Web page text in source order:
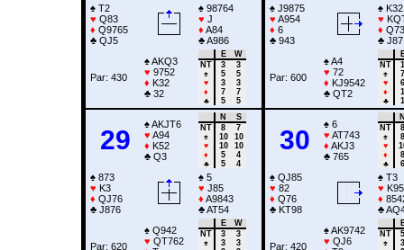
♠ T2
♥ Q83
♦ Q9765
♣ QJ5
♠ 98764
♥ J
♦ A84
♣A986
Par: 430
♠AKQ3
♥ 9752
♦ K32
♣ 32
E
W
NT
3
3
♠
5
5
♥
3
3
♦
7
7
♣
5 5
♠ J9875
♥ A954
♦ 6
♣ 943
♠ K32
♥
♦ Q73
♣ J87
Par: 600
♠A4
♥ 72
♦ KJ9542
♣ QT2
NT
1
♠
7
♥
6
♦
1
♣
1
29
♠AKJT6
♥ A94
♦ K52
♣ Q3
N
S
NT
8
7
♠
10
10
♥
10
10
♦
5
4
♣
5 4
♠ 873
♥ K3
♦ QJ76
♣ J876
♠ 5
♥ J85
♦ A9843
♣AT54
Par: 620
♠ Q942
♥ QT762
E
W
NT
3
3
♠
3
3
30
♠ 6
♥ AT743
♦ AKJ3
♣ 765
NT
8
♠
8
♥
♦
8
♣
6
♠ QJ85
♥ 82
♦ Q76
♣ KT98
♠ T3
♥ K95
♦
♣
Par: 420
♠AK9742
♥ QJ6
NT
5
♠
3